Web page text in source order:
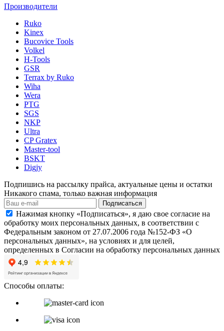
Производители
Ruko
Kinex
Bucovice Tools
Volkel
H-Tools
GSR
Terrax by Ruko
Wiha
Wera
PTG
SGS
NKP
Ultra
CP Gratex
Master-tool
BSKT
Digjy
Подпишись на рассылку прайса, актуальные цены и остатки
Никакого спама, только важная информация
Подписаться
Нажимая кнопку «Подписаться», я даю свое согласие на
обработку моих персональных данных, в соответствии с
Федеральным законом от 27.07.2006 года №152-ФЗ «О
персональных данных», на условиях и для целей,
определенных в Согласии на обработку персональных данных
Способы оплаты: